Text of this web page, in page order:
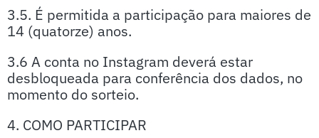
3.5. É permitida a participação para maiores de
14 (quatorze) anos.
3.6 A conta no Instagram deverá estar
desbloqueada para conferência dos dados, no
momento do sorteio.
4. COMO PARTICIPAR